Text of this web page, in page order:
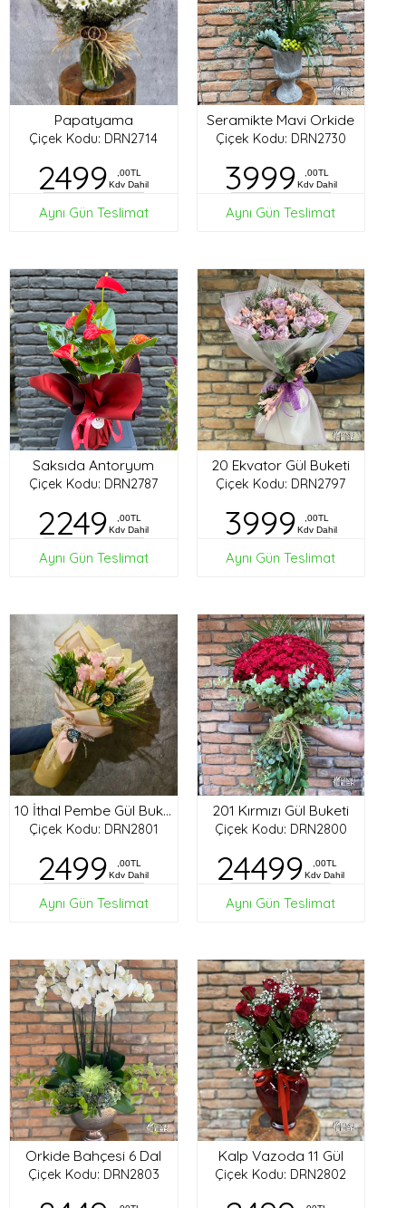
Papatyama
Çiçek Kodu: DRN2714
2499
,00TL
Kdv Dahil
Aynı Gün Teslimat
Seramikte Mavi Orkide
Çiçek Kodu: DRN2730
3999
,00TL
Kdv Dahil
Aynı Gün Teslimat
Saksıda Antoryum
Çiçek Kodu: DRN2787
2249
,00TL
Kdv Dahil
Aynı Gün Teslimat
20 Ekvator Gül Buketi
Çiçek Kodu: DRN2797
3999
,00TL
Kdv Dahil
Aynı Gün Teslimat
10 İthal Pembe Gül Buketi
Çiçek Kodu: DRN2801
2499
,00TL
Kdv Dahil
Aynı Gün Teslimat
201 Kırmızı Gül Buketi
Çiçek Kodu: DRN2800
24499
,00TL
Kdv Dahil
Aynı Gün Teslimat
Orkide Bahçesi 6 Dal
Çiçek Kodu: DRN2803
Kalp Vazoda 11 Gül
Çiçek Kodu: DRN2802